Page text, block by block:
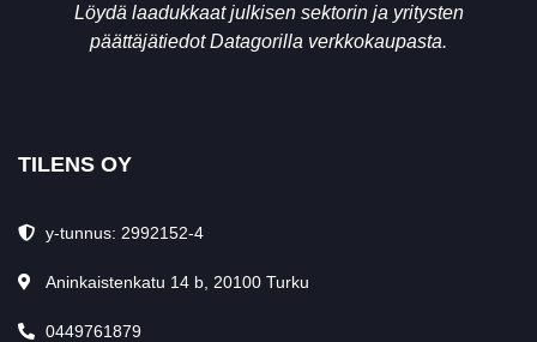
Löydä laadukkaat julkisen sektorin ja yritysten
päättäjätiedot Datagorilla verkkokaupasta.
TILENS OY
y-tunnus: 2992152-4
Aninkaistenkatu 14 b, 20100 Turku
0449761879